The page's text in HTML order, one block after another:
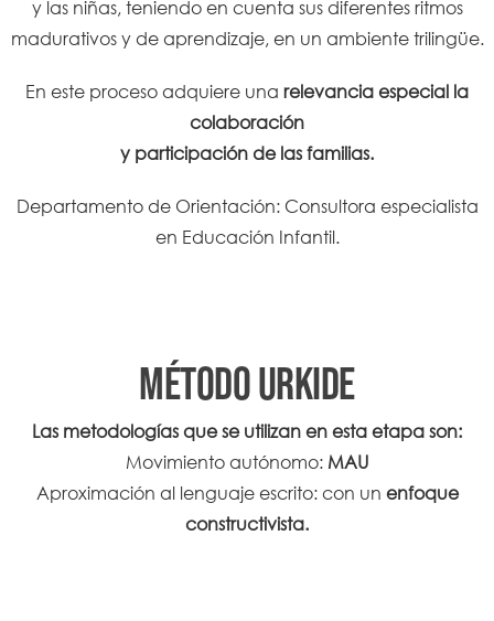
y las niñas, teniendo en cuenta sus diferentes ritmos
madurativos y de aprendizaje, en un ambiente trilingüe.
En este proceso adquiere una relevancia especial la
colaboración
y participación de las familias.
Departamento de Orientación: Consultora especialista
en Educación Infantil.
MÉTODO URKIDE
Las metodologías que se utilizan en esta etapa son:
Movimiento autónomo: MAU
Aproximación al lenguaje escrito: con un enfoque
constructivista.